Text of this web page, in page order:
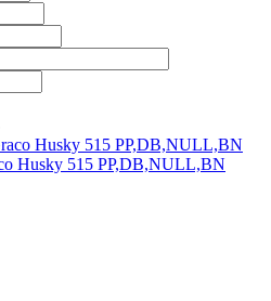
Husky 515 PP,DB,NULL,BN